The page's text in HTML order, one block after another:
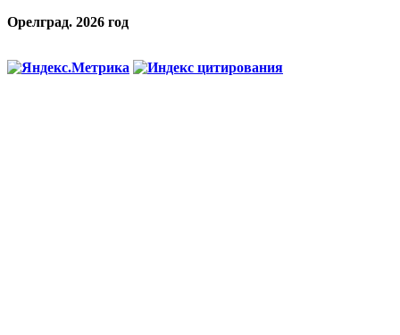
Орелград. 2026 год